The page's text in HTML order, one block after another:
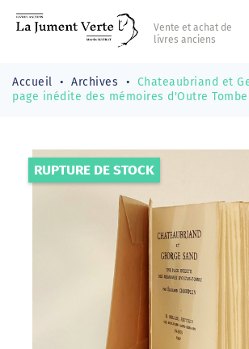
Vente et achat de
livres anciens
Accueil Archives
Chateaubriand et
page inédite des mémoires d'Outre Tombe
RUPTURE DE STOCK